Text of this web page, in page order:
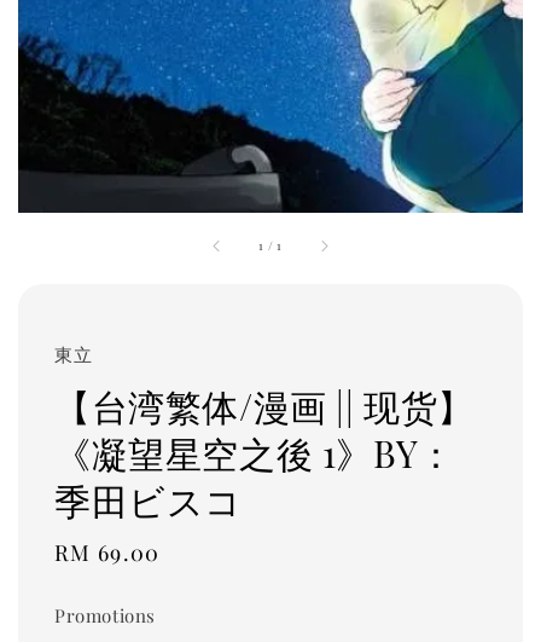
1 /1
東立
【台湾繁体/漫画 || 现货】
《凝望星空之後 1》BY：
季田ビスコ
Regular
RM 69.00
Promotions